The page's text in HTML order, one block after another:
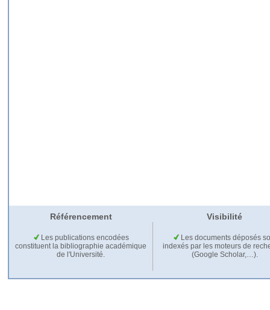
Référencement Visibilité
Les publications encodées
constituent la bibliographie académique
de l'Université.
Les documents déposés
indexés par les moteurs de
(Google Scholar,…).